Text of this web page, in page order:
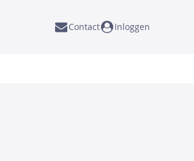
Contact Inloggen